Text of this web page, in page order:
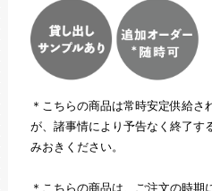
＊こちらの商品は常時安定供給さ
が、諸事情により予告なく終了す
みおきください。
＊こちらの商品は、ご注文の時期